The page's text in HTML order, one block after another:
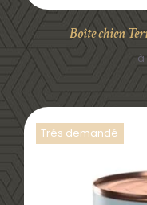
Boîte chien
à
Trés demandé